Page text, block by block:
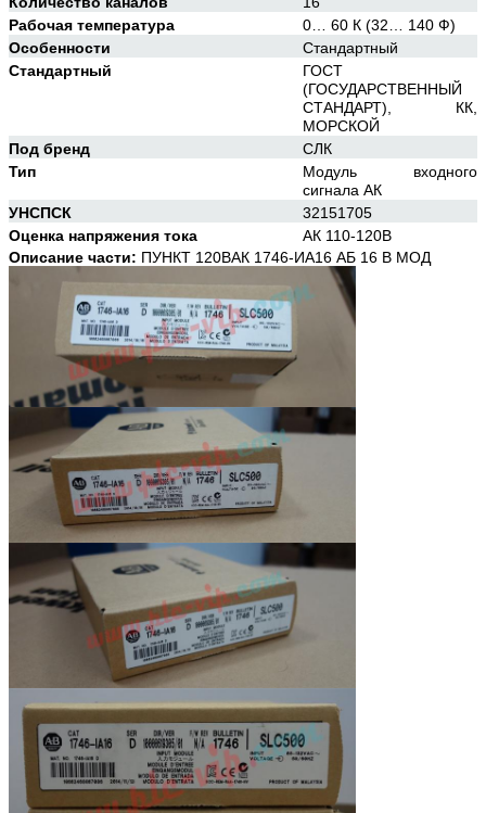
Рабочая температура
0… 60 К (32… 140 Ф)
Особенности
Стандартный
Стандартный
ГОСТ
(ГОСУДАРСТВЕННЫЙ
СТАНДАРТ), КК,
МОРСКОЙ
Под бренд
СЛК
Тип
Модуль входного
сигнала АК
УНСПСК
32151705
Оценка напряжения тока
АК 110-120В
Описание части: ПУНКТ 120ВАК 1746-ИА16 АБ 16 В МОД